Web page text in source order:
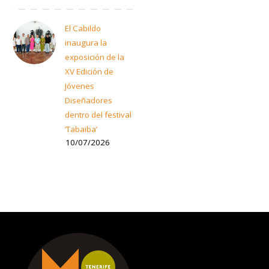
El Cabildo
inaugura la
exposición de la
XV Edición de
Jóvenes
Diseñadores
dentro del festival
‘Tabaiba’
10/07/2026